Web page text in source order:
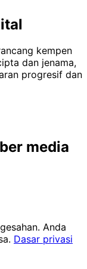
kempen
dan jenama,
progresif dan
media
Anda
Dasar privasi